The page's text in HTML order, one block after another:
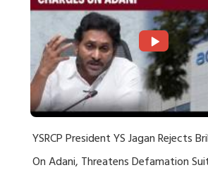
YSRCP President YS Jagan Rejects
On Adani, Threatens Defamation